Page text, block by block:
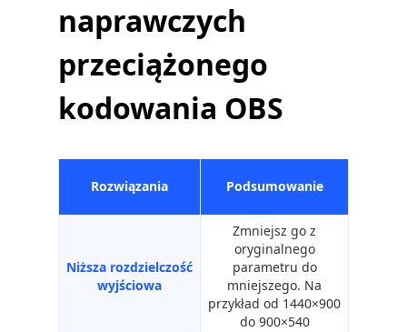
naprawczych
przeciążonego
kodowania OBS
Rozwiązania Podsumowanie
Niższa rozdzielczość
wyjściowa
Zmniejsz go z
oryginalnego
parametru do
mniejszego. Na
przykład od 1440×900
do 900×540